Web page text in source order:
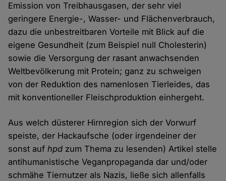
Emission von Treibhausgasen, der sehr viel
geringere Energie-, Wasser- und Flächenverbrauch,
dazu die unbestreitbaren Vorteile mit Blick auf die
eigene Gesundheit (zum Beispiel null Cholesterin)
sowie die Versorgung der rasant anwachsenden
Weltbevölkerung mit Protein; ganz zu schweigen
von der Reduktion des namenlosen Tierleides, das
mit konventioneller Fleischproduktion einhergeht.
Aus welch düsterer Hirnregion sich der Vorwurf
speiste, der Hackaufsche (oder irgendeiner der
sonst aufhpd zum Thema zu lesenden) Artikel stelle
antihumanistische Veganpropaganda dar und/oder
schmähe Tiernutzer als Nazis, ließe sich allenfalls